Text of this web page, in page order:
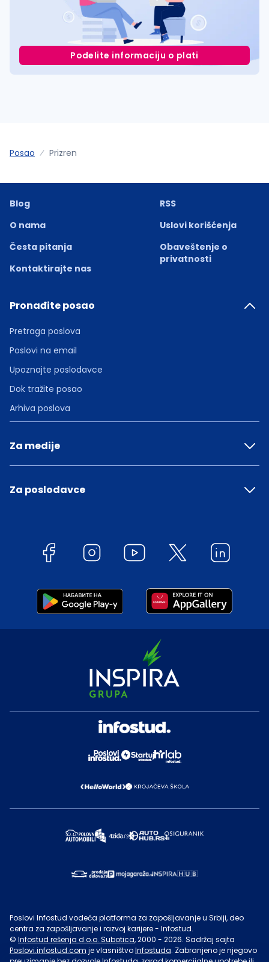
Podelite informaciju o plati
Posao Prizren
Blog
O nama
Česta pitanja
Kontaktirajte nas
RSS
Uslovi korišćenja
Obaveštenje o
privatnosti
Pronađite posao
Pretraga poslova
Poslovi na email
Upoznajte poslodavce
Dok tražite posao
Arhiva poslova
Za medije
Za poslodavce
Poslovi Infostud vodeća platforma za zapošljavanje u Srbiji, deo
centra za zapošljavanje i razvoj karijere - Infostud.
© Infostud rešenja d.o.o. Subotica, 2000 - 2026. Sadržaj sajta
Poslovi.infostud.com je vlasništvoInfostuda. Zabranjeno je njegovo